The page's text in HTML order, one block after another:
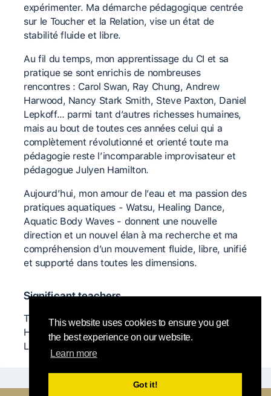
This website uses cookies to ensure you get
the best experience on our website.
Learn more
Got it!
expérimenter. Ma démarche pédagogique centrée
sur le Toucher et la Relation, vise un état de
stabilité fluide et libre.
Au fil du temps, mon apprentissage du CI et sa
pratique se sont enrichis de nombreuses
rencontres : Carol Swan, Ray Chung, Andrew
Harwood, Nancy Stark Smith, Steve Paxton, Daniel
Lepkoff… parmi tant d’autres richesses humaines,
mais au bout de toutes ces années celui qui a
complètement révolutionné et orienté toute ma
pédagogie reste l’incomparable improvisateur et
pédagogue Julyen Hamilton.
Aujourd’hui, mon amour de l’eau et ma passion des
pratiques aquatiques - Watsu, Healing Dance,
Aquatic Body Waves - donnent une nouvelle
direction et un nouvel élan à ma recherche et ma
compréhension d’un mouvement fluide, libre, unifié
et supporté dans toutes les dimensions.
Significant teachers
Trisha Brown, Carol Swan, Ray Chung, Andrew
Harwood, Nancy Stark Smith, Steve Paxton, Daniel
Lepkoff, Julyen Hamilton